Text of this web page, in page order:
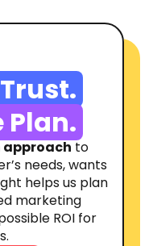
Plan.
to
needs, wants
helps us plan
marketing
ROI for